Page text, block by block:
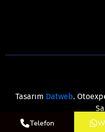
Tasarım Datweb.
Telefon